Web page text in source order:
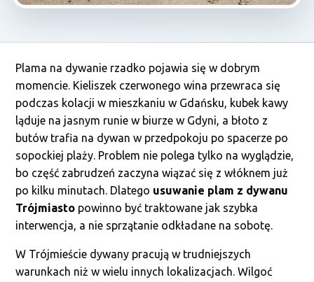
Plama na dywanie rzadko pojawia się w dobrym
momencie. Kieliszek czerwonego wina przewraca się
podczas kolacji w mieszkaniu w Gdańsku, kubek kawy
ląduje na jasnym runie w biurze w Gdyni, a błoto z
butów trafia na dywan w przedpokoju po spacerze po
sopockiej plaży. Problem nie polega tylko na wyglądzie,
bo część zabrudzeń zaczyna wiązać się z włóknem już
po kilku minutach. Dlatego usuwanie plam z dywanu
Trójmiasto powinno być traktowane jak szybka
interwencja, a nie sprzątanie odkładane na sobotę.
W Trójmieście dywany pracują w trudniejszych
warunkach niż w wielu innych lokalizacjach. Wilgoć